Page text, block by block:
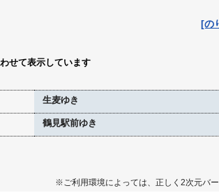
[の
せて表示しています
生麦ゆき
鶴見駅前ゆき
※ご利用環境によっては、正しく2次元バ